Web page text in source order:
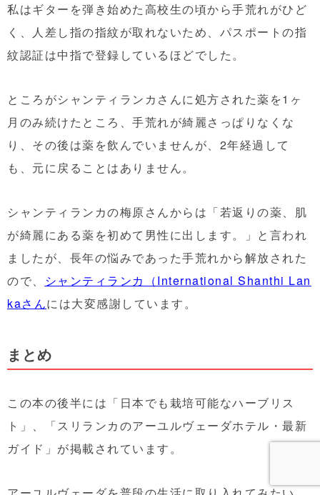
私はギターを弾き始めた高校生の頃から手荒れがひど
く、人差し指の指紋が取れないため、パスポートの指
紋認証は中指で登録しているほどでした。
ところがシャンティランカさんに処方された薬を1ヶ
月のみ続けたところ、手荒れが綺麗さっぱりなくな
り、その後は薬を飲んでいませんが、2年経過して
も、元に戻ることはありません。
シャンティランカの梅原さんからは「若返りの薬、肌
が綺麗にある薬を初めて男性に出します。」と言われ
ましたが、長年の悩みであった手荒れから解放された
ので、
シャンティランカ（International Shanthi Lan
kaさんには大変感謝しています。
まとめ
この本の後半には「日本でも栽培可能なハーブリス
ト」、「スリランカのアーユルヴェーダホテル・最新
ガイド」が掲載されています。